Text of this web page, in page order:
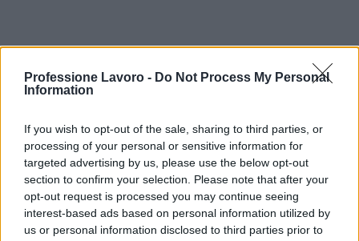
Professione Lavoro - Do Not Process My Personal
Information
If you wish to opt-out of the sale, sharing to third parties, or
processing of your personal or sensitive information for
targeted advertising by us, please use the below opt-out
section to confirm your selection. Please note that after your
opt-out request is processed you may continue seeing
interest-based ads based on personal information utilized by
us or personal information disclosed to third parties prior to